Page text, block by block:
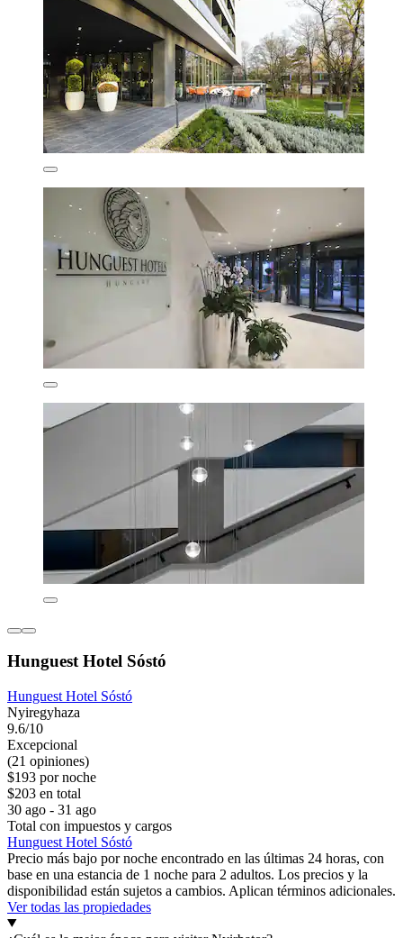
Hunguest Hotel Sóstó
Hunguest Hotel Sóstó
Nyiregyhaza
9.6/10
Excepcional
(21 opiniones)
$193 por noche
$203 en total
30 ago - 31 ago
Total con impuestos y cargos
Hunguest Hotel Sóstó
Precio más bajo por noche encontrado en las últimas 24 horas, con
base en una estancia de 1 noche para 2 adultos. Los precios y la
disponibilidad están sujetos a cambios. Aplican términos adicionales.
Ver todas las propiedades